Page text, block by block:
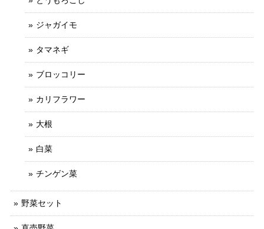
ジャガイモ
タマネギ
ブロッコリー
カリフラワー
大根
白菜
チンゲン菜
野菜セット